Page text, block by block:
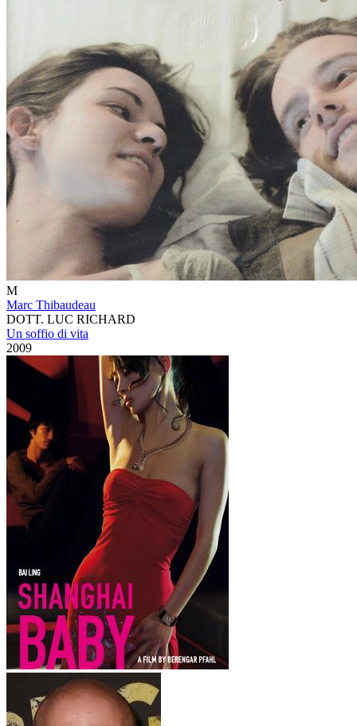
M
Marc Thibaudeau
DOTT. LUC RICHARD
Un soffio di vita
2009